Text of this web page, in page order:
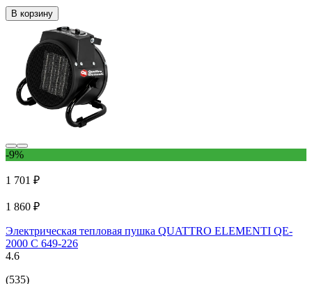
В корзину
-9%
1 701 ₽
1 860 ₽
Электрическая тепловая пушка QUATTRO ELEMENTI QE-
2000 C 649-226
4.6
(535)